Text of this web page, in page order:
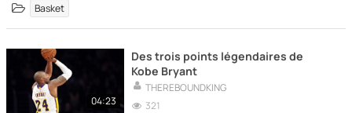
Basket
04:23
Des trois points légendaires de
Kobe Bryant
THEREBOUNDKING
321